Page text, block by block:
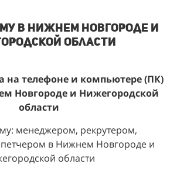
в Нижнем Новгороде и
области
на телефоне и компьютере (ПК)
Новгороде и Нижегородской
области
менеджером, рекрутером,
в Нижнем Новгороде и
области